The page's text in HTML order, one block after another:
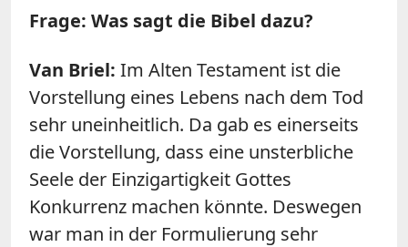
Frage: Was sagt die Bibel dazu?
Van Briel: Im Alten Testament ist die
Vorstellung eines Lebens nach dem Tod
sehr uneinheitlich. Da gab es einerseits
die Vorstellung, dass eine unsterbliche
Seele der Einzigartigkeit Gottes
Konkurrenz machen könnte. Deswegen
war man in der Formulierung sehr